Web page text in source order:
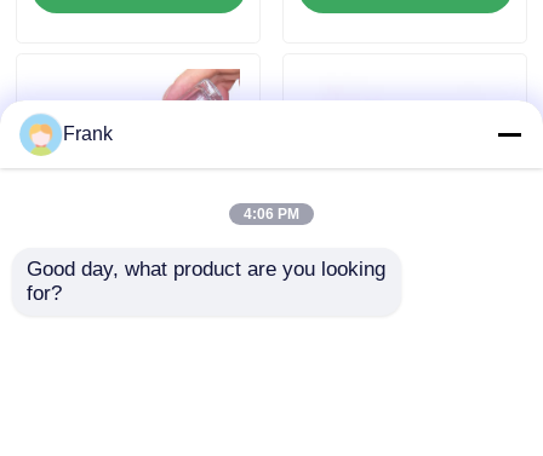
Parfumserum 30 ml
Frank
4:06 PM
Good day, what product are you looking
for?